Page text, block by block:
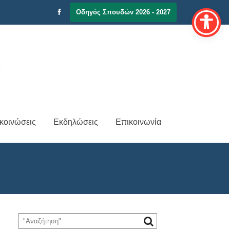
Οδηγός Σπουδών 2026 - 2027
Εκδηλώσεις Επικοινωνία